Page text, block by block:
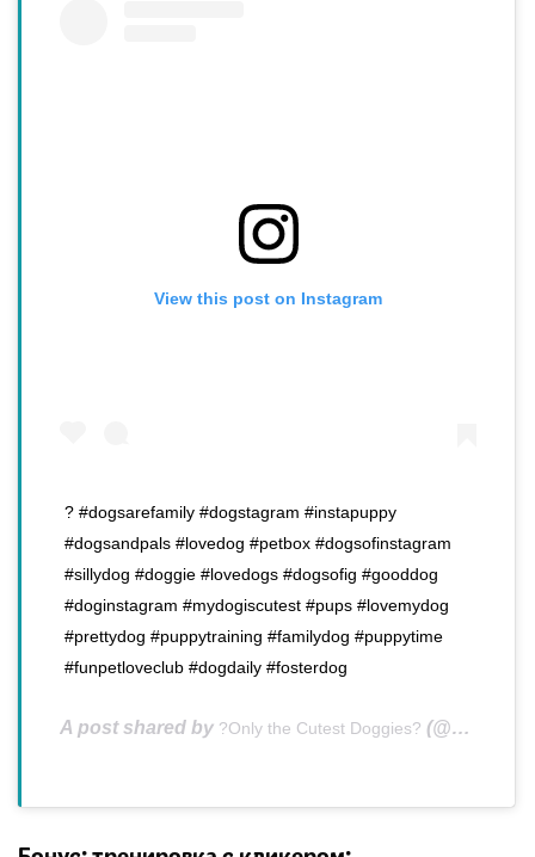
View this post on Instagram
? #dogsarefamily #dogstagram #instapuppy
#dogsandpals #lovedog #petbox #dogsofinstagram
#sillydog #doggie #lovedogs #dogsofig #gooddog
#doginstagram #mydogiscutest #pups #lovemydog
#prettydog #puppytraining #familydog #puppytime
#funpetloveclub #dogdaily #fosterdog
A post shared by ?Only the Cutest Doggies? (@bigbarkpuppy_shots) on